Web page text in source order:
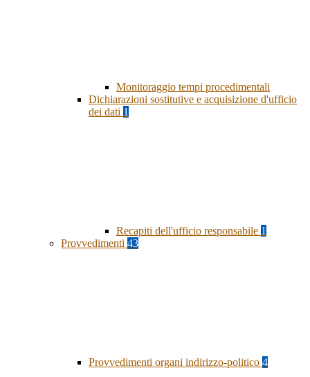
Monitoraggio tempi procedimentali
Dichiarazioni sostitutive e acquisizione d'ufficio
dei dati 1
Recapiti dell'ufficio responsabile 1
Provvedimenti 43
Provvedimenti organi indirizzo-politico 4